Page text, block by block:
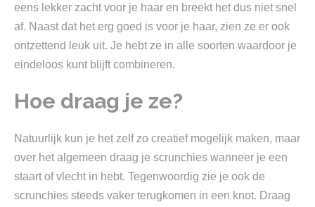
eens lekker zacht voor je haar en breekt het dus niet snel
af. Naast dat het erg goed is voor je haar, zien ze er ook
ontzettend leuk uit. Je hebt ze in alle soorten waardoor je
eindeloos kunt blijft combineren.
Hoe draag je ze?
Natuurlijk kun je het zelf zo creatief mogelijk maken, maar
over het algemeen draag je scrunchies wanneer je een
staart of vlecht in hebt. Tegenwoordig zie je ook de
scrunchies steeds vaker terugkomen in een knot. Draag